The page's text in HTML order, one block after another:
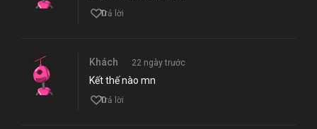
0
Trả lời
Khách 22 ngày trước
Kết thế nào mn
0
Trả lời